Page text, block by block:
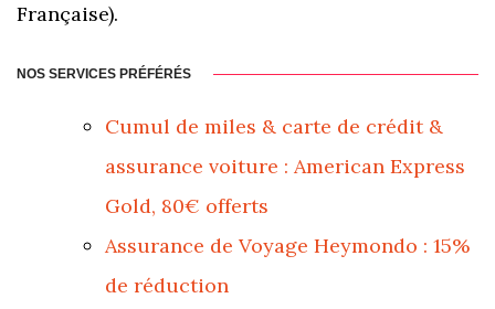
Française).
NOS SERVICES PRÉFÉRÉS
Cumul de miles & carte de crédit &
assurance voiture : American Express
Gold, 80€ offerts
Assurance de Voyage Heymondo : 15%
de réduction